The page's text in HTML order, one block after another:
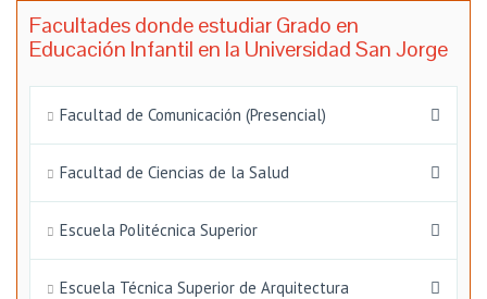
Facultades donde estudiar Grado en
Educación Infantil en la Universidad San Jorge
Facultad de Comunicación (Presencial)
Facultad de Ciencias de la Salud
Escuela Politécnica Superior
Escuela Técnica Superior de Arquitectura